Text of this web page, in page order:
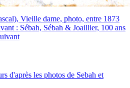
Vieille dame, photo, entre 1873
: Sébah, Sébah & Joaillier, 100 ans
d'après les photos de Sebah et